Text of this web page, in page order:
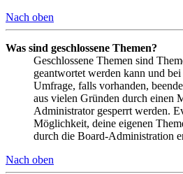
Nach oben
Was sind geschlossene Themen?
Geschlossene Themen sind
geantwortet werden kann und
Umfrage, falls vorhanden,
aus vielen Gründen durch einen
Administrator gesperrt werden.
Möglichkeit, deine eigenen
durch die Board-Administration
Nach oben